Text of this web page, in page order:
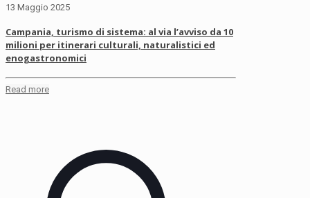
13 Maggio 2025
Campania, turismo di sistema: al via l’avviso da 10
milioni per itinerari culturali, naturalistici ed
enogastronomici
Read more